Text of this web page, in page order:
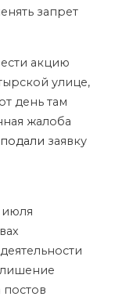
запрет
акцию
улице,
день там
жалоба
подали заявку
июля
лишение
постов